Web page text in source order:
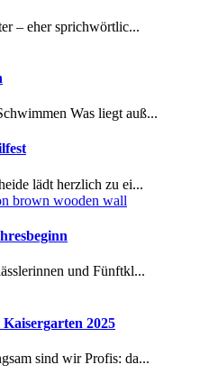
– eher sprichwörtlic...
Was liegt auß...
lädt herzlich zu ei...
und Fünftkl...
2025
sind wir Profis: da...